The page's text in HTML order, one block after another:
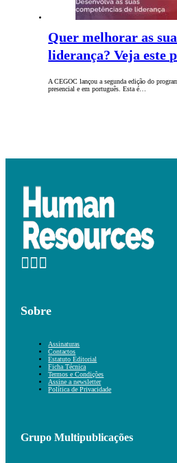
Quer melhorar as
liderança? Veja este
A CEGOC lançou a segunda edição do
presencial e em português. Esta é…
Sobre
Assinaturas
Contactos
Estatuto Editorial
Ficha Técnica
Termos e Condições
Assine a newsletter
Política de Privacidade
Grupo Multipublicações